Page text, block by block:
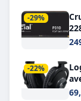
-29%
-22%